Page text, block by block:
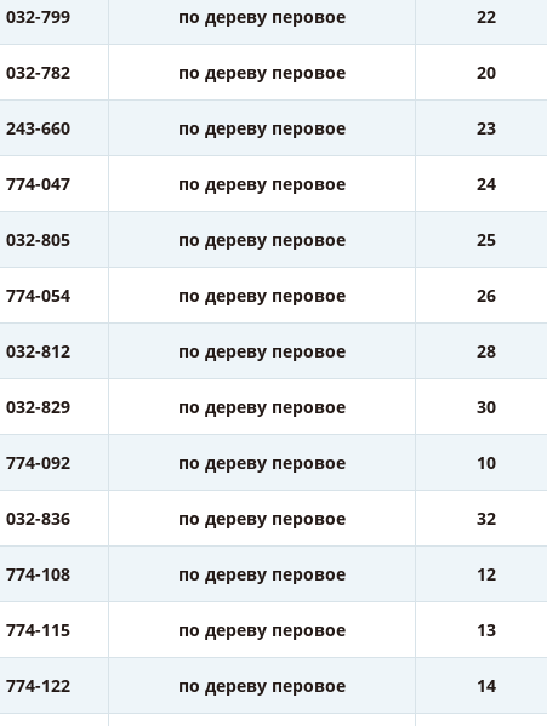
032-799 по дереву перовое 22
032-782 по дереву перовое 20
243-660 по дереву перовое 23
774-047 по дереву перовое 24
032-805 по дереву перовое 25
774-054 по дереву перовое 26
032-812 по дереву перовое 28
032-829 по дереву перовое 30
774-092 по дереву перовое 10
032-836 по дереву перовое 32
774-108 по дереву перовое 12
774-115 по дереву перовое 13
774-122 по дереву перовое 14